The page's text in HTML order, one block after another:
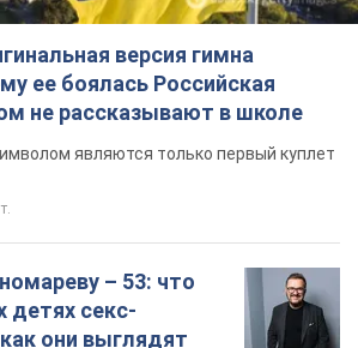
версия гимна
ее боялась Российская
не рассказывают в школе
являются только первый куплет
– 53: что
детях секс-
они выглядят